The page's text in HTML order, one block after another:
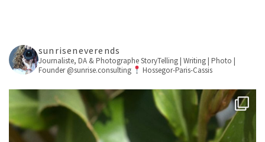
sunriseneverends
Journaliste, DA & PhotographeStoryTelling | Writing | Photo |
Founder @sunrise.consulting
Hossegor-Paris-Cassis